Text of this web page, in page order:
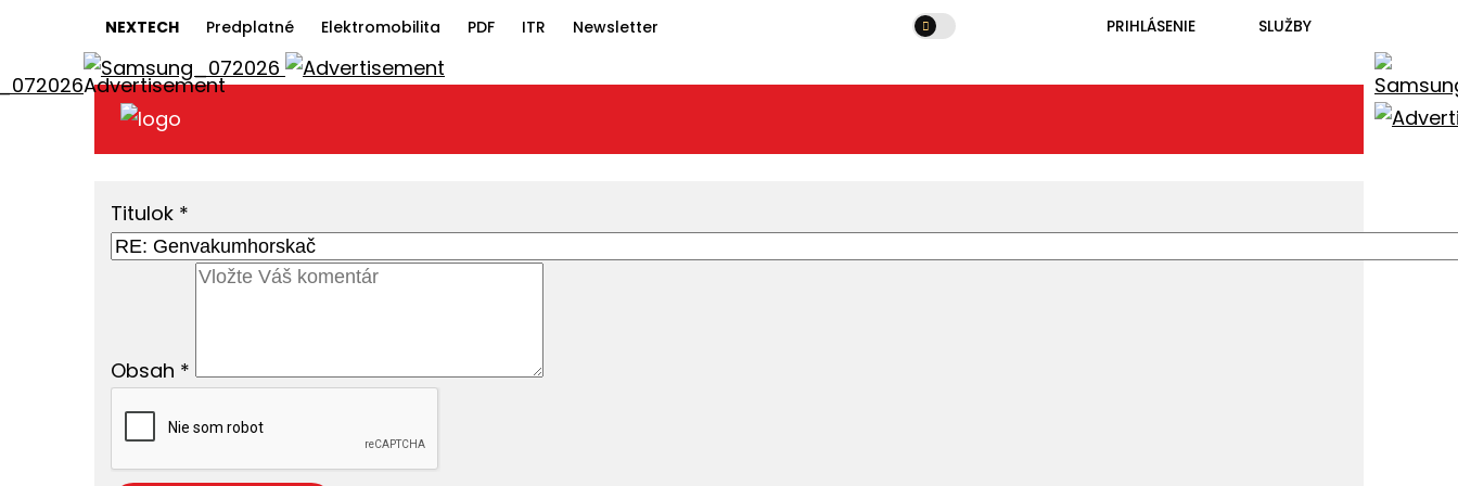
NEXTECH Predplatné Elektromobilita PDF ITR Newsletter PRIHLÁSENIE SLUŽBY
Titulok *
Obsah *